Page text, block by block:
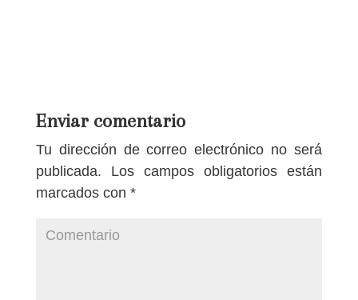
Enviar comentario
Tu dirección de correo electrónico no será
publicada. Los campos obligatorios están
marcados con *